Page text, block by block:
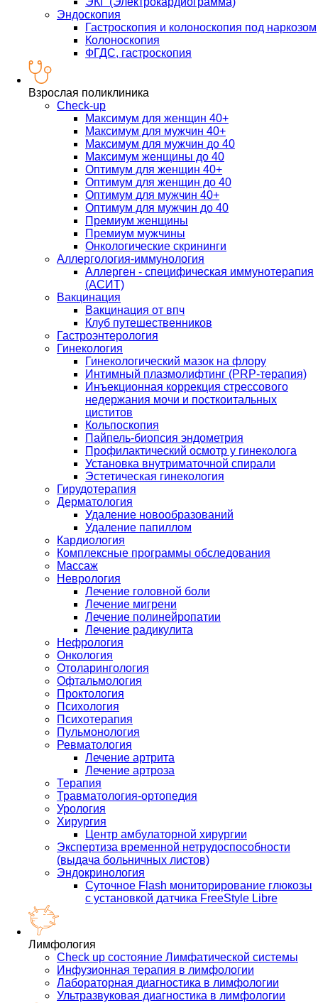
Эндоскопия
Гастроскопия и колоноскопия под наркозом
Колоноскопия
ФГДС, гастроскопия
Взрослая поликлиника
Check-up
Максимум для женщин 40+
Максимум для мужчин 40+
Максимум для мужчин до 40
Максимум женщины до 40
Оптимум для женщин 40+
Оптимум для женщин до 40
Оптимум для мужчин 40+
Оптимум для мужчин до 40
Премиум женщины
Премиум мужчины
Онкологические скрининги
Аллергология-иммунология
Аллерген - специфическая иммунотерапия
(АСИТ)
Вакцинация
Вакцинация от впч
Клуб путешественников
Гастроэнтерология
Гинекология
Гинекологический мазок на флору
Интимный плазмолифтинг (PRP-терапия)
Инъекционная коррекция стрессового
недержания мочи и посткоитальных
циститов
Кольпоскопия
Пайпель-биопсия эндометрия
Профилактический осмотр у гинеколога
Установка внутриматочной спирали
Эстетическая гинекология
Гирудотерапия
Дерматология
Удаление новообразований
Удаление папиллом
Кардиология
Комплексные программы обследования
Массаж
Неврология
Лечение головной боли
Лечение мигрени
Лечение полинейропатии
Лечение радикулита
Нефрология
Онкология
Отоларингология
Офтальмология
Проктология
Психология
Психотерапия
Пульмонология
Ревматология
Лечение артрита
Лечение артроза
Терапия
Травматология-ортопедия
Урология
Хирургия
Центр амбулаторной хирургии
Экспертиза временной нетрудоспособности
(выдача больничных листов)
Эндокринология
Суточное Flash мониторирование глюкозы
с установкой датчика FreeStyle Libre
Лимфология
Check up состояние Лимфатической системы
Инфузионная терапия в лимфологии
Лабораторная диагностика в лимфологии
Ультразвуковая диагностика в лимфологии